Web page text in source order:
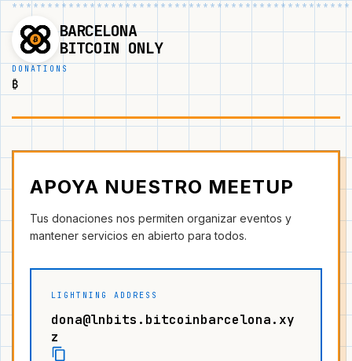
BARCELONA
BITCOIN ONLY
DONATIONS
₿
APOYA NUESTRO MEETUP
Tus donaciones nos permiten organizar eventos y
mantener servicios en abierto para todos.
LIGHTNING ADDRESS
dona@lnbits.bitcoinbarcelona.xy
z